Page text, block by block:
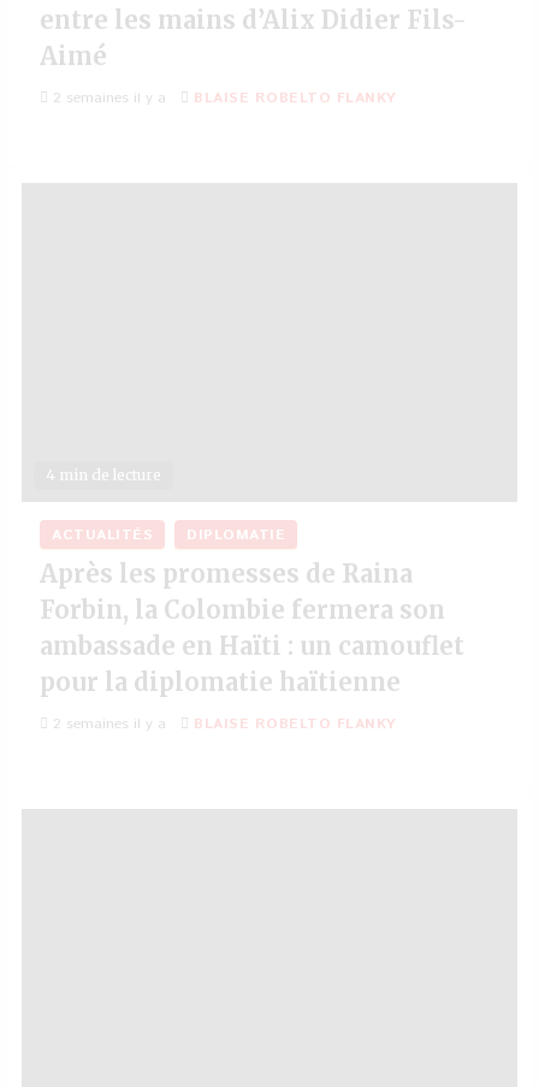
entre les mains d’Alix Didier Fils-
Aimé
2 semaines il y a BLAISE ROBELTO FLANKY
4 min de lecture
ACTUALITÉS DIPLOMATIE
Après les promesses de Raina
Forbin, la Colombie fermera son
ambassade en Haïti : un camouflet
pour la diplomatie haïtienne
2 semaines il y a BLAISE ROBELTO FLANKY